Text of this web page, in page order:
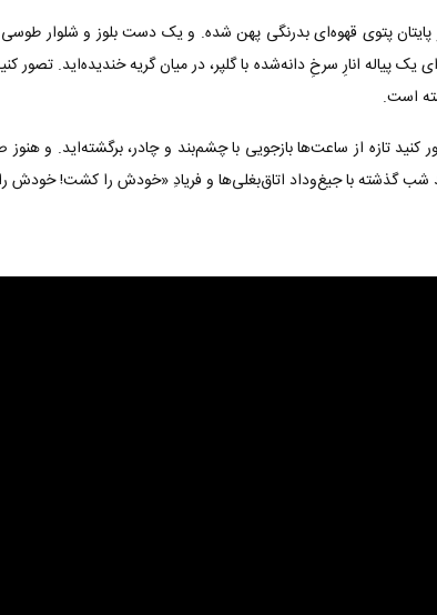
پتوی قهوه‌ای بدرنگی پهن شده. و یک دست بلوز و شلوار
پیاله انارِ سرخِ دانه‌شده با گلپر، در میان گریه خندیده‌اید.
است.
تازه از ساعت‌ها بازجویی با چشم‌بند و چادر، برگشته‌اید. و
شب گذشته با جیغ‌وداد اتاق‌بغلی‌ها و فریادِ «خودش را کشت! خودش